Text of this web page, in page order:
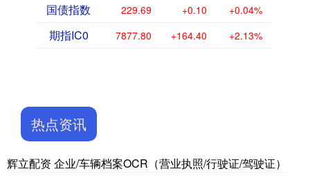
国债指数 229.69 +0.10 +0.04%
期指IC0 7877.80 +164.40 +2.13%
热点资讯
辉立配资 企业/车辆档案OCR（营业执照/行驶证/驾驶证）